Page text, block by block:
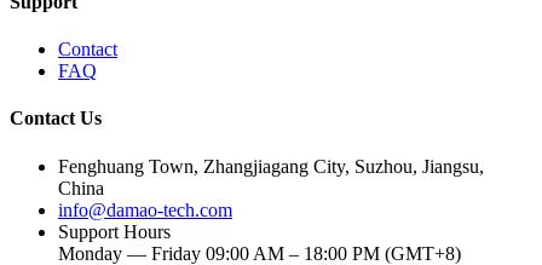
Contact
FAQ
Contact Us
Fenghuang Town, Zhangjiagang City, Suzhou, Jiangsu,
China
info@damao-tech.com
Support Hours
Monday — Friday 09:00 AM – 18:00 PM (GMT+8)